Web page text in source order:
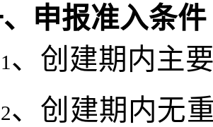
申报准入条件
1 、创建期内主
2、创建期内无